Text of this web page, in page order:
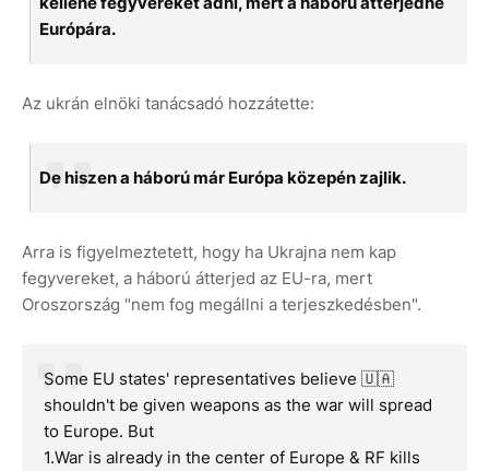
Európára.
Az ukrán elnöki tanácsadó hozzátette:
De hiszen a háború már Európa közepén zajlik.
Arra is figyelmeztetett, hogy ha Ukrajna nem kap
fegyvereket, a háború átterjed az EU-ra, mert
Oroszország "nem fog megállni a terjeszkedésben".
Some EU states' representatives believe 🇺🇦
shouldn't be given weapons as the war will spread
to Europe. But
1.War is already in the center of Europe & RF kills